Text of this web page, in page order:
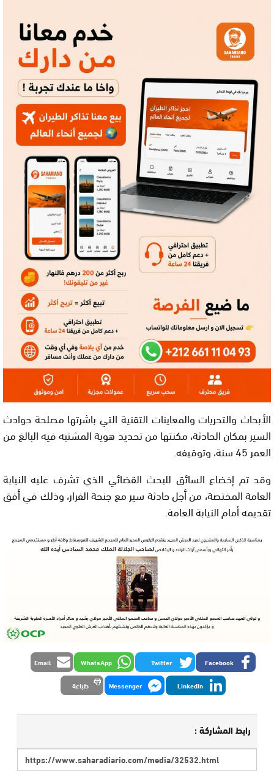
الأبحاث والتحريات والمعاينات التقنية التي باشرتها مصلحة حوادث
السير بمكان الحادثة، مكنتها من تحديد هوية المشتبه فيه البالغ من
العمر 45 سنة، وتوقيفه.
وقد تم إخضاع السائق للبحث القضائي الذي تشرف عليه النيابة
العامة المختصة، من أجل حادثة سير مع جنحة الفرار، وذلك في أفق
تقديمه أمام النيابة العامة.
Facebook
Twitter
WhatsApp
Email
LinkedIn
Messenger طباعة
رابط المشاركة :